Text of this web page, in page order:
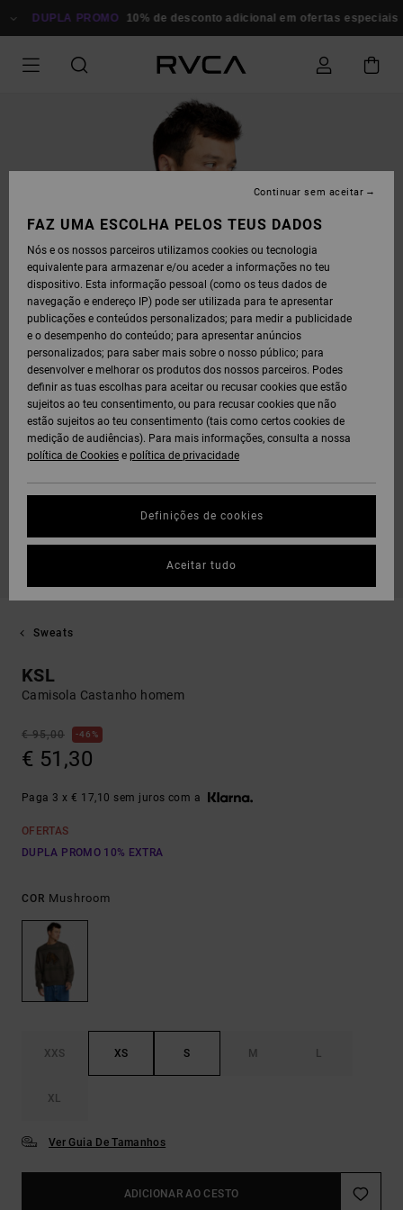
PARA DUPLA PROMO 10% de desconto adicional em ofertas especiais
Sweats
KSL
Camisola Castanho homem
€ 95,00 46%
€ 51,30
Paga 3 x € 17,10 sem juros com a
OFERTAS
DUPLA PROMO 10% EXTRA
COR Mushroom
XXS XS S M L
XL
Ver Guia De Tamanhos
ADICIONAR AO CESTO
FAZ UMA ESCOLHA PELOS TEUS DADOS
Nós e os nossos parceiros utilizamos cookies ou tecnologia
equivalente para armazenar e/ou aceder a informações no teu
dispositivo. Esta informação pessoal (como os teus dados de
navegação e endereço IP) pode ser utilizada para te apresentar
publicações e conteúdos personalizados; para medir a publicidade
e o desempenho do conteúdo; para apresentar anúncios
personalizados; para saber mais sobre o nosso público; para
desenvolver e melhorar os produtos dos nossos parceiros. Podes
definir as tuas escolhas para aceitar ou recusar cookies que estão
sujeitos ao teu consentimento, ou para recusar cookies que não
estão sujeitos ao teu consentimento (tais como certos cookies de
medição de audiências). Para mais informações, consulta a nossa
política de Cookies e política de privacidade
Definições de cookies
Continuar sem aceitar
Aceitar tudo